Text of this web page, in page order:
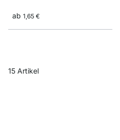
ab 1,65 €
15 Artikel